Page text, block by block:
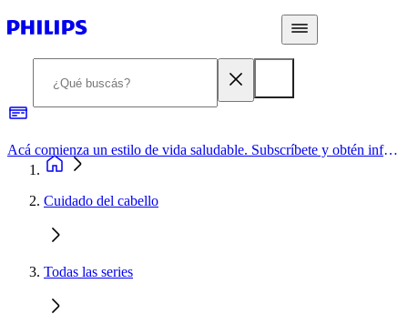
Acá comienza un estilo de vida saludable. Subscríbete y obtén información de primera mano
Cuidado del cabello
Todas las series